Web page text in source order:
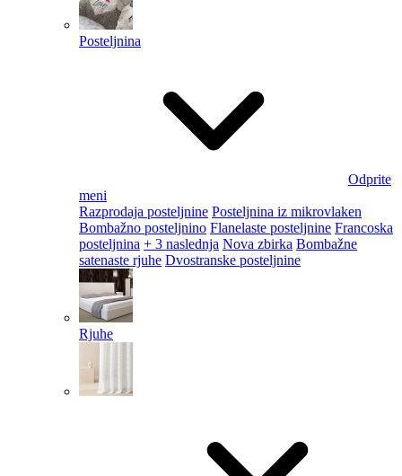
Posteljnina
Odprite
meni
Razprodaja posteljnine Posteljnina iz mikrovlaken
Bombažno posteljnino Flanelaste posteljnine Francoska
posteljnina + 3 naslednja Nova zbirka Bombažne
satenaste rjuhe Dvostranske posteljnine
Rjuhe